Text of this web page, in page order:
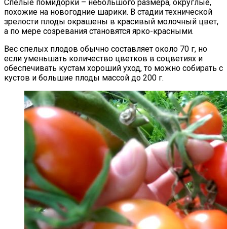
Спелые помидорки – небольшого размера, округлые,
похожие на новогодние шарики. В стадии технической
зрелости плоды окрашены в красивый молочный цвет,
а по мере созревания становятся ярко-красными.
Вес спелых плодов обычно составляет около 70 г, но
если уменьшать количество цветков в соцветиях и
обеспечивать кустам хороший уход, то можно собирать с
кустов и большие плоды массой до 200 г.